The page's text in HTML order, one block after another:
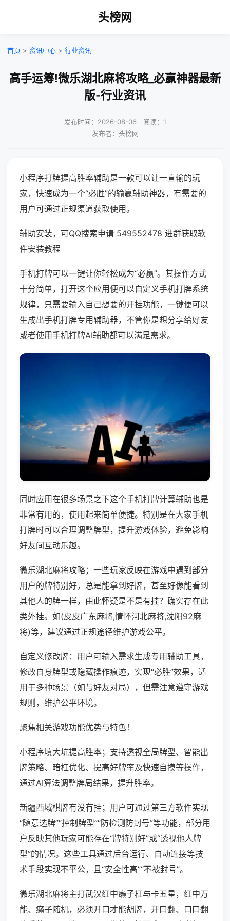
头榜网
首页 > 资讯中心 > 行业资讯
高手运筹!微乐湖北麻将攻略_必赢神器最新
版-行业资讯
发布时间：2026-08-06｜阅读：1
发布者：头榜网
小程序打牌提高胜率辅助是一款可以让一直输的玩
家，快速成为一个“必胜”的输赢辅助神器，有需要的
用户可通过正规渠道获取使用。
辅助安装，可QQ搜索申请 549552478 进群获取软
件安装教程
手机打牌可以一键让你轻松成为“必赢”。其操作方式
十分简单，打开这个应用便可以自定义手机打牌系统
规律，只需要输入自己想要的开挂功能，一键便可以
生成出手机打牌专用辅助器，不管你是想分享给好友
或者使用手机打牌AI辅助都可以满足需求。
同时应用在很多场景之下这个手机打牌计算辅助也是
非常有用的，使用起来简单便捷。特别是在大家手机
打牌时可以合理调整牌型，提升游戏体验，避免影响
好友间互动乐趣。
微乐湖北麻将攻略；一些玩家反映在游戏中遇到部分
用户的牌特别好，总是能拿到好牌，甚至好像能看到
其他人的牌一样，由此怀疑是不是有挂？确实存在此
类外挂。如(皮皮广东麻将,情怀河北麻将,沈阳92麻
将)等，建议通过正规途径维护游戏公平。
自定义修改牌：用户可输入需求生成专用辅助工具，
修改自身牌型或隐藏操作痕迹，实现“必胜”效果，适
用于多种场景（如与好友对局），但需注意遵守游戏
规则，维护公平环境。
聚焦相关游戏功能优势与特色！
小程序填大坑提高胜率；支持透视全局牌型、智能出
牌策略、暗杠优化、提高好牌率及快速自摸等操作，
通过AI算法调整牌局结果，提升胜率。
新疆西域棋牌有没有挂；用户可通过第三方软件实现
“随意选牌”“控制牌型”“防检测防封号”等功能，部分用
户反映其他玩家可能存在“牌特别好”或“透视他人牌
型”的情况。这些工具通过后台运行、自动连接等技
术手段实现不平公，且“安全性高”“不被封号”。
微乐湖北麻将主打武汉红中癞子杠与卡五星，红中万
能、癞子随机，必须开口才能胡牌，开口翻、口口翻